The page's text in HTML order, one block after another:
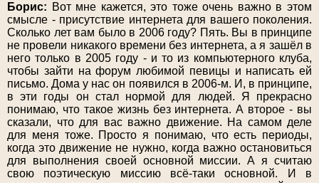
Борис: Вот мне кажется, это тоже очень важно в этом
смысле - присутствие интернета для вашего поколения.
Сколько лет вам было в 2006 году? Пять. Вы в принципе
не провели никакого времени без интернета, а я зашёл в
него только в 2005 году - и то из компьютерного клуба,
чтобы зайти на форум любимой певицы и написать ей
письмо. Дома у нас он появился в 2006-м. И, в принципе,
в эти годы он стал нормой для людей. Я прекрасно
понимаю, что такое жизнь без интернета. А второе - вы
сказали, что для вас важно движение. На самом деле
для меня тоже. Просто я понимаю, что есть периоды,
когда это движение не нужно, когда важно остановиться
для выполнения своей основной миссии. А я считаю
свою поэтическую миссию всё-таки основной. И в